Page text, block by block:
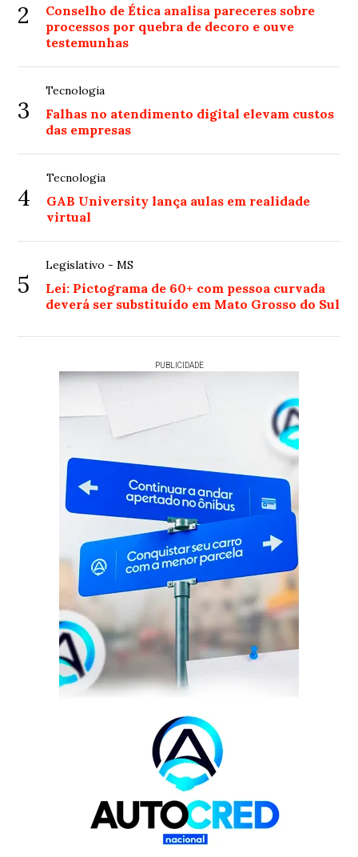
2
Conselho de Ética analisa pareceres sobre
processos por quebra de decoro e ouve
testemunhas
3
Tecnologia
Falhas no atendimento digital elevam custos
das empresas
4
Tecnologia
GAB University lança aulas em realidade
virtual
5
Legislativo - MS
Lei: Pictograma de 60+ com pessoa curvada
deverá ser substituído em Mato Grosso do Sul
PUBLICIDADE